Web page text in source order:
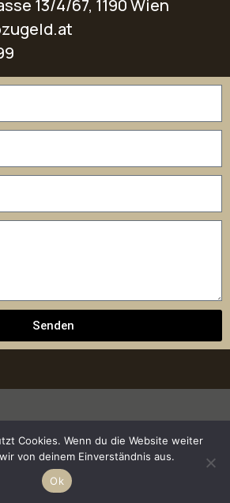
13/4/67, 1190 Wien
Senden
Häufige
Gründe
Immobilienverrentung
SOZIALE MEDIEN KONTAKT
Cookies. Wenn du die Website weiter
von deinem Einverständnis aus.
Ok